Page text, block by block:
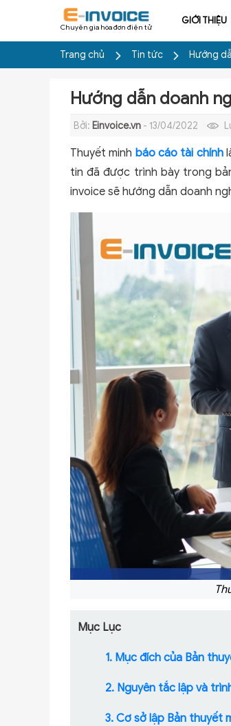
Chuyên gia hóa đơn điện tử
GIỚI THIỆU
Trang chủ Tin tức Hướng
Hướng dẫn doanh
Bởi: Einvoice.vn - 13/04/2022
Thuyết minh báo cáo tài chính
tin đã được trình bày trong
invoice sẽ hướng dẫn doanh
Mục Lục
1. Mục đích của Bản
2. Nguyên tắc lập và
3. Cơ sở lập Bản thuyết